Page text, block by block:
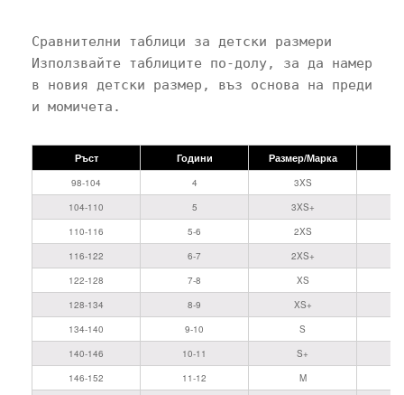
Сравнителни таблици за детски размери
Използвайте таблиците по-долу, за да
в новия детски размер, въз основа на
Ръст Години Размер/Марка
98-104 4
3XS
104-110
5
3XS+
110-116
5-6
2XS
116-122
6-7
2XS+
122-128
7-8
XS
128-134
8-9
XS+
134-140
9-10
S
140-146
10-11
S+
146-152
11-12
M